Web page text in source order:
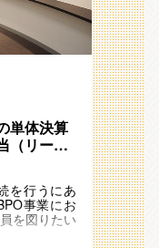
単体決算
（リーダ
※連結
を行うにあ
事業にお
を図りたい